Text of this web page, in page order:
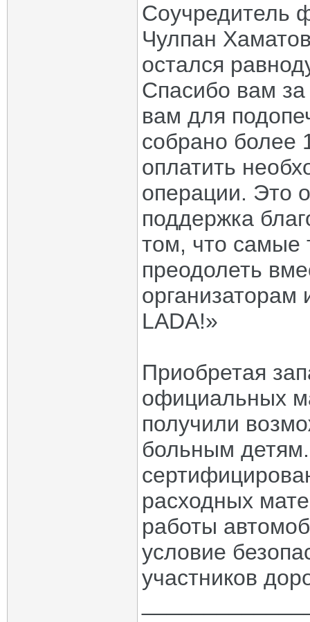
Соучредитель
Чулпан
остался
Спасибо вам за
вам для
собрано
оплатить
операции. Это
поддержка
том, что самые
преодолеть
организаторам
LADA!»
Приобретая
официальных
получили
больным
расходных
работы
условие
участников